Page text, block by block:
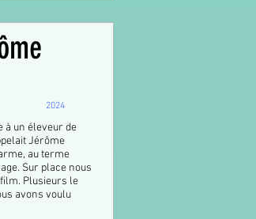
2024
à un éleveur de
Jérôme
au terme
Sur place nous
Plusieurs le
avons voulu